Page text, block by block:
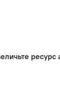
ресурс